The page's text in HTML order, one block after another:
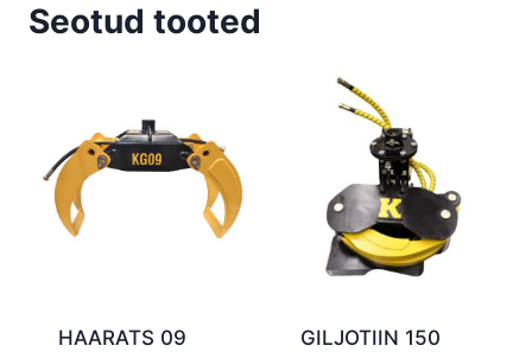
Seotud tooted
HAARATS 09 GILJOTIIN 150